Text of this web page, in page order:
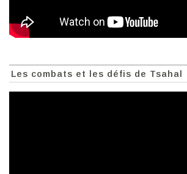
Les combats et les défis de Tsahal